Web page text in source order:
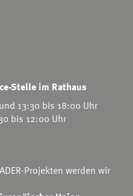
Stelle im Rathaus
13:30 bis 18:00 Uhr
bis 12:00 Uhr
Projekten werden wir